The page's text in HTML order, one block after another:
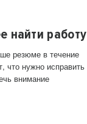
найти работу
резюме в течение
что нужно исправить
внимание